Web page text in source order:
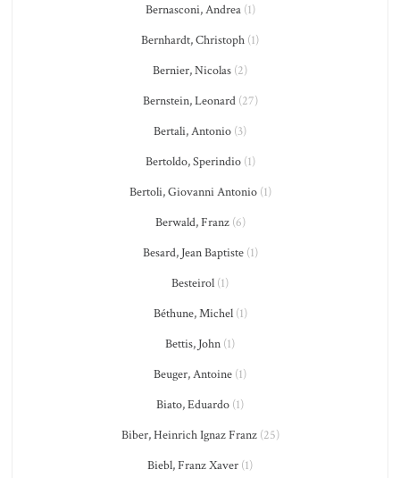
Bernasconi, Andrea(1)
Bernhardt, Christoph (1)
Bernier, Nicolas (2)
Bernstein, Leonard(27)
Bertali, Antonio (3)
Bertoldo, Sperindio(1)
Bertoli, Giovanni Antonio(1)
Berwald, Franz(6)
Besard, Jean Baptiste(1)
Besteirol (1)
Béthune, Michel(1)
Bettis, John (1)
Beuger, Antoine (1)
Biato, Eduardo (1)
Biber, Heinrich Ignaz Franz(25)
Biebl, Franz Xaver (1)